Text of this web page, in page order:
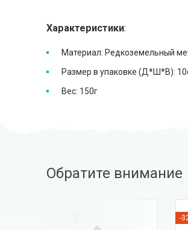
Характеристики:
Материал: Редкоземельный
Размер в упаковке (Д*Ш*В):
Вес: 150г
Обратите внимание
-